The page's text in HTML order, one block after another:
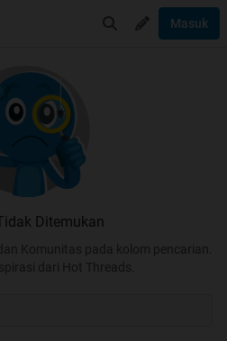
Masuk
Ditemukan
Komunitas pada kolom pencarian.
dari Hot Threads.